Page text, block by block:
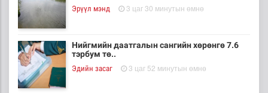
Эрүүл мэнд 3 цаг 30 минутын өмнө
Нийгмийн даатгалын сангийн хөрөнгө 7.6
тэрбум тө..
Эдийн засаг 3 цаг 52 минутын өмнө